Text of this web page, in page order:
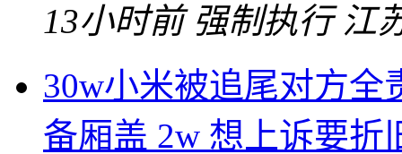
13小时前 强制执行 江
30w小米被追尾对方全
备厢盖 2w 想上诉要折